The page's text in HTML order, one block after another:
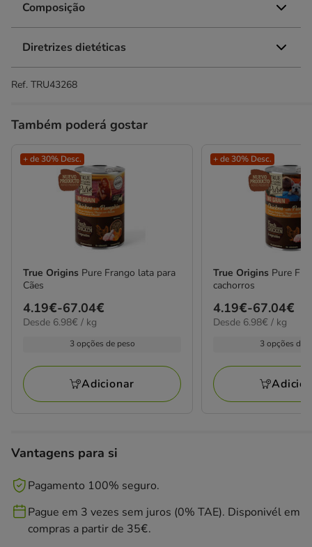
Composição
Diretrizes dietéticas
Ref. TRU43268
Também poderá gostar
+ de 30% Desc.
True Origins Pure Frango lata para
Cães
Preço
de
67.04€
4.19€-67.04€
6.98€
Desde 6.98€ / kg
3 opções de peso
Adicionar
+ de 30% Desc.
True Origins Pure
cachorros
Preço
de
67.04€
4.19€-67.04€
6.98€
Desde 6.98€ / kg
3 opções de
Vantagens para si
Pagamento 100% seguro.
Pague em 3 vezes sem juros (0% TAE). Disponivél em
compras a partir de 35€.